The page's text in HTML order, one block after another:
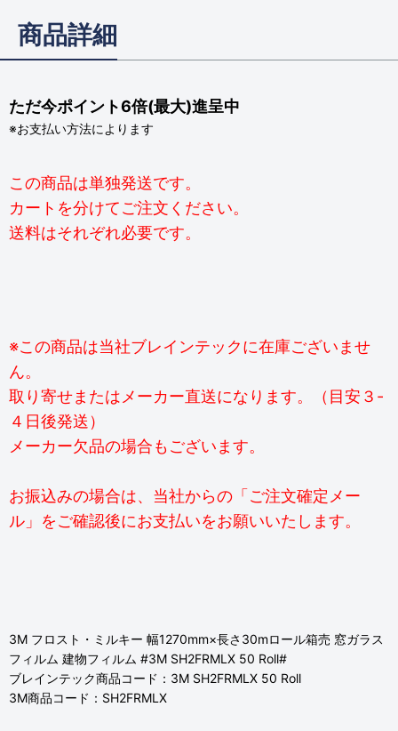
商品詳細
ただ今ポイント6倍(最大)進呈中
※お支払い方法によります
この商品は単独発送です。
カートを分けてご注文ください。
送料はそれぞれ必要です。
※この商品は当社ブレインテックに在庫ございませ
ん。
取り寄せまたはメーカー直送になります。（目安３-
４日後発送）
メーカー欠品の場合もございます。
お振込みの場合は、当社からの「ご注文確定メー
ル」をご確認後にお支払いをお願いいたします。
3M フロスト・ミルキー 幅1270mm×長さ30mロール箱売 窓ガラス
フィルム 建物フィルム #3M SH2FRMLX 50 Roll#
ブレインテック商品コード：3M SH2FRMLX 50 Roll
3M商品コード：SH2FRMLX